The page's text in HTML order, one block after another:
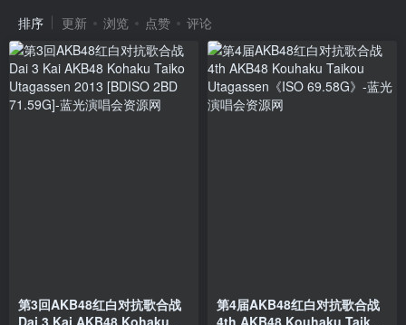
排序 更新 浏览 点赞 评论
第3回AKB48红白对抗歌合战
Dai 3 Kai AKB48 Kohaku
第4届AKB48红白对抗歌合战
4th AKB48 Kouhaku Taikou